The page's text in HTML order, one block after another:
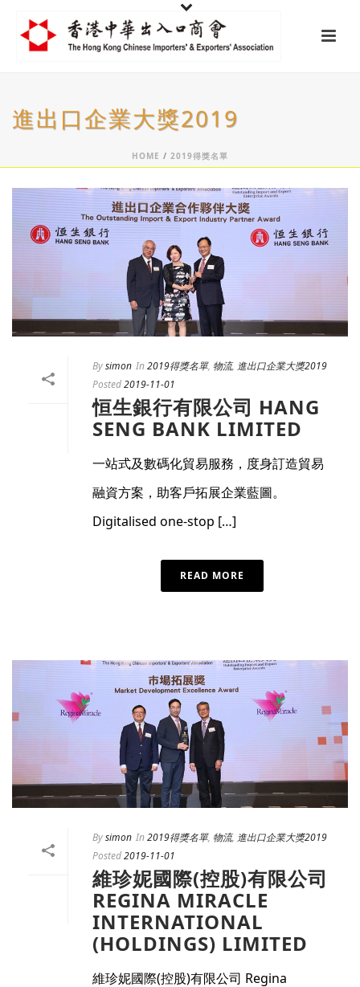
進出口企業大獎2019
HOME / 2019得獎名單
Bysimon In2019得獎名單, 物流, 進出口企業大獎2019
Posted2019-11-01
恒生銀行有限公司 HANG
SENG BANK LIMITED
一站式及數碼化貿易服務，度身訂造貿易
融資方案，助客戶拓展企業藍圖。
Digitalised one-stop […]
READ MORE
Bysimon In2019得獎名單, 物流, 進出口企業大獎2019
Posted2019-11-01
維珍妮國際(控股)有限公司
REGINA MIRACLE
INTERNATIONAL
(HOLDINGS) LIMITED
維珍妮國際(控股)有限公司 Regina